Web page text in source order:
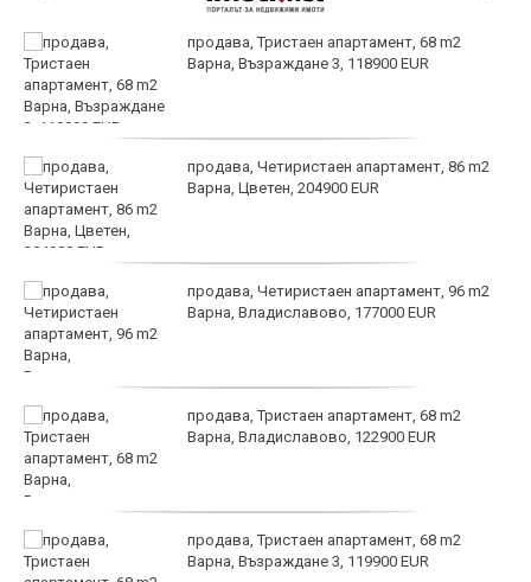
продава, Тристаен апартамент, 68 m2
Варна, Възраждане 3, 118900 EUR
продава, Четиристаен апартамент, 86 m2
Варна, Цветен, 204900 EUR
продава, Четиристаен апартамент, 96 m2
Варна, Владиславово, 177000 EUR
продава, Тристаен апартамент, 68 m2
Варна, Владиславово, 122900 EUR
продава, Тристаен апартамент, 68 m2
Варна, Възраждане 3, 119900 EUR